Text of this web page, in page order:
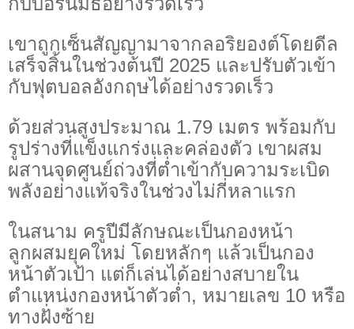
เขาถูกเซ็นสัญญามาจากลอริยองต์โดยดีล
เสร็จสิ้นในช่วงต้นปี 2025 และปรับตัวเข้า
กับฟุตบอลอังกฤษได้อย่างรวดเร็ว
ด้วยส่วนสูงประมาณ 1.79 เมตร พร้อมกับ
รูปร่างที่แข็งแกร่งและคล่องตัว เขาผสม
ผสานจุดศูนย์ถ่วงที่ต่ำเข้ากับความระเบิด
พลังอย่างแท้จริงในช่วงไม่กี่หลาแรก
ในสนาม ครูปีมีลักษณะเป็นกองหน้า
ลูกผสมยุคใหม่ โดยหลักๆ แล้วเป็นกอง
หน้าตัวเป้า แต่ก็เล่นได้อย่างสบายใน
ตำแหน่งกองหน้าตัวต่ำ, หมายเลข 10 หรือ
ทางฝั่งซ้าย